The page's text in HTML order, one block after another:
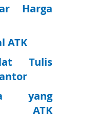
Harga
ATK
Tulis
yang
ATK